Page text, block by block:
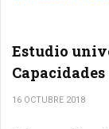
Estudio
Capacidades
16 OCTUBRE 2018